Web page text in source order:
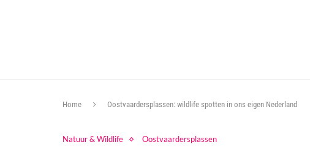
Home Oostvaardersplassen: wildlife spotten in ons eigen Nederland
Natuur & Wildlife Oostvaardersplassen